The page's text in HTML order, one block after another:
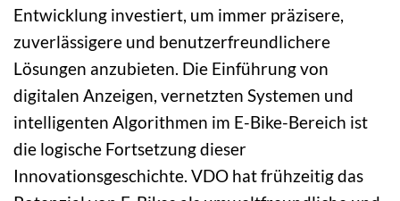
Entwicklung investiert, um immer präzisere,
zuverlässigere und benutzerfreundlichere
Lösungen anzubieten. Die Einführung von
digitalen Anzeigen, vernetzten Systemen und
intelligenten Algorithmen im E-Bike-Bereich ist
die logische Fortsetzung dieser
Innovationsgeschichte. VDO hat frühzeitig das